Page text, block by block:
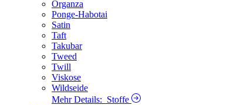
Organza
Ponge-Habotai
Satin
Taft
Takubar
Tweed
Twill
Viskose
Wildseide
Mehr Details: Stoffe